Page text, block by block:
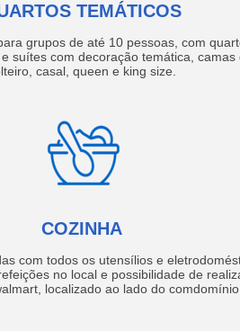
TEMÁTICOS
grupos de até 10 pessoas, com
suítes com decoração temática, camas
casal, queen e king size.
COZINHA
com todos os utensílios e
no local e possibilidade de
localizado ao lado do comdomínio.